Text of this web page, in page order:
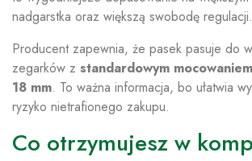
nadgarstka oraz większą swobodę regulacji.
Producent zapewnia, że pasek pasuje do
zegarków z standardowym
18 mm. To ważna informacja, bo ułatwia
ryzyko nietrafionego zakupu.
Co otrzymujesz w